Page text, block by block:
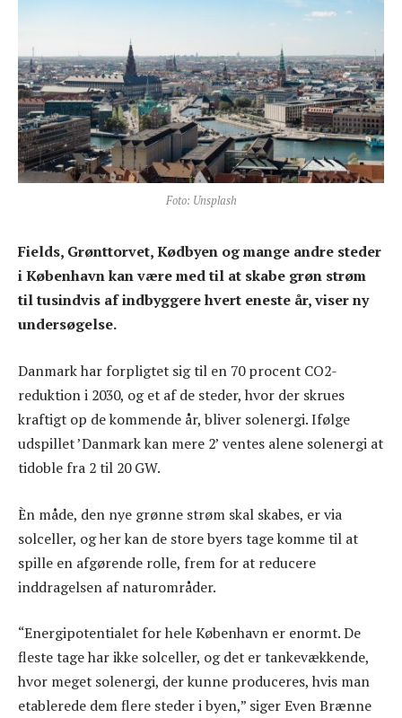
Foto: Unsplash
Fields, Grønttorvet, Kødbyen og mange andre steder
i København kan være med til at skabe grøn strøm
til tusindvis af indbyggere hvert eneste år, viser ny
undersøgelse.
Danmark har forpligtet sig til en 70 procent CO2-
reduktion i 2030, og et af de steder, hvor der skrues
kraftigt op de kommende år, bliver solenergi. Ifølge
udspillet ’Danmark kan mere 2’ ventes alene solenergi at
tidoble fra 2 til 20 GW.
Èn måde, den nye grønne strøm skal skabes, er via
solceller, og her kan de store byers tage komme til at
spille en afgørende rolle, frem for at reducere
inddragelsen af naturområder.
“Energipotentialet for hele København er enormt. De
fleste tage har ikke solceller, og det er tankevækkende,
hvor meget solenergi, der kunne produceres, hvis man
etablerede dem flere steder i byen,” siger Even Brænne